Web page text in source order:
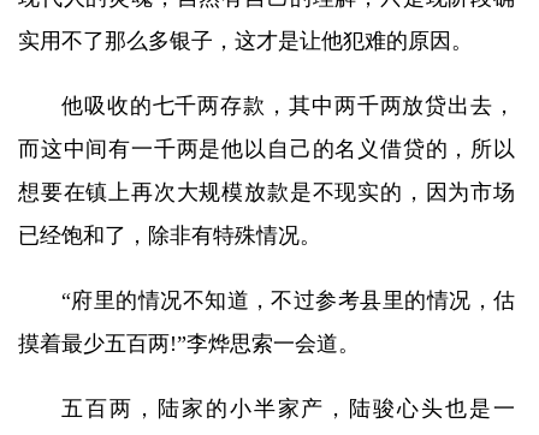
实用不了那么多银子，这才是让他犯难的原因。
他吸收的七千两存款，其中两千两放贷出去，
而这中间有一千两是他以自己的名义借贷的，所以
想要在镇上再次大规模放款是不现实的，因为市场
已经饱和了，除非有特殊情况。
“府里的情况不知道，不过参考县里的情况，估
摸着最少五百两!”李烨思索一会道。
五百两，陆家的小半家产，陆骏心头也是一